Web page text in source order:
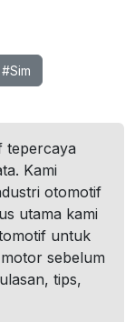
#Sim
tepercaya
Kami
otomotif
utama kami
untuk
sebelum
tips,